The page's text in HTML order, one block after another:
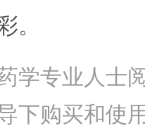
。
学专业人士
下购买和使